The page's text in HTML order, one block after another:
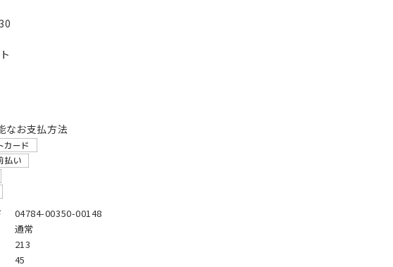
なお支払方法
04784-00350-00148
通常
213
45